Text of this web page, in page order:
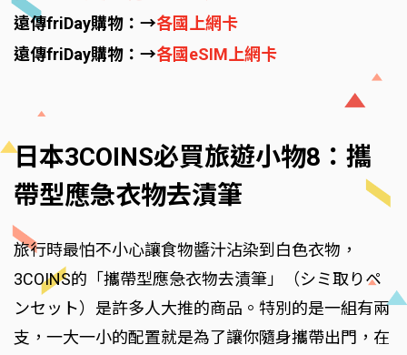
遠傳friDay購物：→各國上網卡
遠傳friDay購物：→各國eSIM上網卡
日本3COINS必買旅遊小物8：攜
帶型應急衣物去漬筆
旅行時最怕不小心讓食物醬汁沾染到白色衣物，
3COINS的「攜帶型應急衣物去漬筆」（シミ取りペ
ンセット）是許多人大推的商品。特別的是一組有兩
支，一大一小的配置就是為了讓你隨身攜帶出門，在